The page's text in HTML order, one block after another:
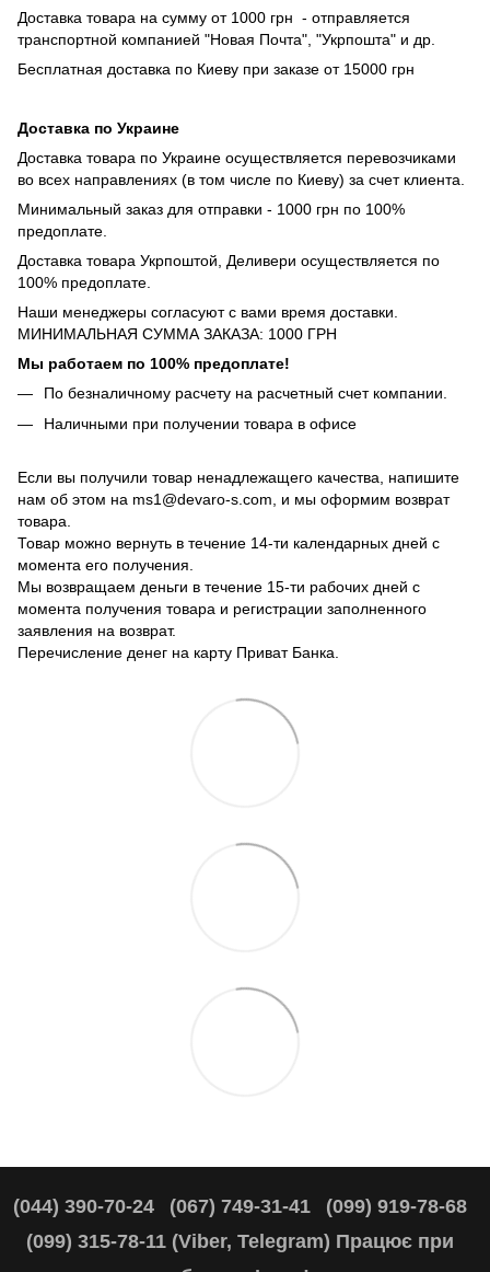
Доставка товара на сумму от 1000 грн - отправляется
транспортной компанией "Новая Почта", "Укрпошта" и др.
Бесплатная доставка по Киеву при заказе от 15000 грн
Доставка по Украине
Доставка товара по Украине осуществляется перевозчиками
во всех направлениях (в том числе по Киеву) за счет клиента.
Минимальный заказ для отправки - 1000 грн по 100%
предоплате.
Доставка товара Укрпоштой, Деливери осуществляется по
100% предоплате.
Наши менеджеры согласуют с вами время доставки.
МИНИМАЛЬНАЯ СУММА ЗАКАЗА: 1000 ГРН
Мы работаем по 100% предоплате!
По безналичному расчету на расчетный счет компании.
Наличными при получении товара в офисе
Если вы получили товар ненадлежащего качества, напишите
нам об этом на ms1@devaro-s.com, и мы оформим возврат
товара.
Товар можно вернуть в течение 14-ти календарных дней с
момента его получения.
Мы возвращаем деньги в течение 15-ти рабочих дней с
момента получения товара и регистрации заполненного
заявления на возврат.
Перечисление денег на карту Приват Банка.
(044) 390-70-24 (067) 749-31-41
(099) 919-78-68
(099) 315-78-11 (Viber, Telegram) Працює при